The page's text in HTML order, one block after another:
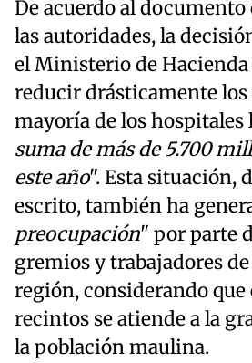
De acuerdo al
las autoridades, la
el Ministerio de
reducir drásticamente los
mayoría de los hospitales
suma de más de 5.700
este año". Esta situación,
escrito, también ha
preocupación" por parte
gremios y trabajadores
región, considerando que
recintos se atiende a la
la población maulina.